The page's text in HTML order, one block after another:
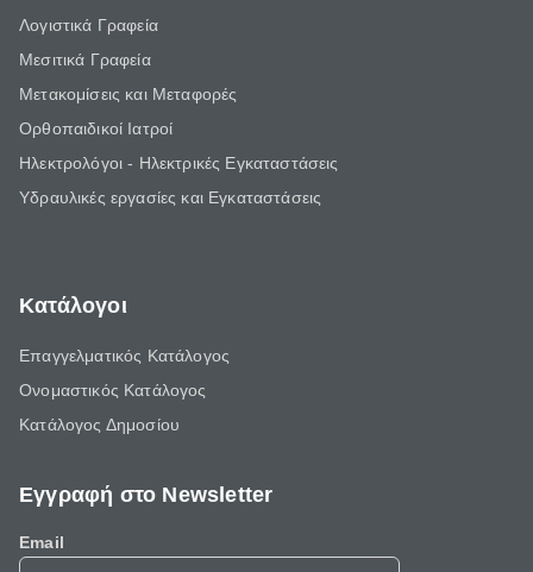
Λογιστικά Γραφεία
Μεσιτικά Γραφεία
Μετακομίσεις και Μεταφορές
Ορθοπαιδικοί Ιατροί
Ηλεκτρολόγοι - Ηλεκτρικές Εγκαταστάσεις
Υδραυλικές εργασίες και Εγκαταστάσεις
Κατάλογοι
Επαγγελματικός Κατάλογος
Ονομαστικός Κατάλογος
Κατάλογος Δημοσίου
Εγγραφή στο Newsletter
Email